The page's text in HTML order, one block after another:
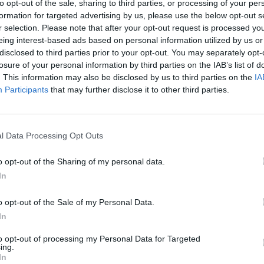
opt-out of the sale, sharing to third parties, or processing of your
for targeted advertising by us, please use the below opt-out
selection. Please note that after your opt-out request is processed
interest-based ads based on personal information utilized by us
to third parties prior to your opt-out. You may separately
of your personal information by third parties on the IAB’s list of
This information may also be disclosed by us to third parties on the
Participants that may further disclose it to other third parties.
Data Processing Opt Outs
opt-out of the Sharing of my personal data.
opt-out of the Sale of my Personal Data.
opt-out of processing my Personal Data for Targeted
vysokého muže silnější postavy s knírkem pod nosem.
z místa odjel nezjištěným vozidlem.
protože podvodníci jsou dobří vypravěči, jsou
různé finty, např. nesou přeplatek daní či za elektřinu,
elektroměry, slibují donášku jídla, předstírají zájem
věci, chtějí předat údajnou výhru, potřebují dolít vodu
jim se přece nic takového stát nemůže, ale opak je
lidem, jedině pokud se jim důvěryhodně prokážou.
na dveřích. I na první pohled sympatický člověk
větší obnos peněz v hotovosti či velmi cenné věci.